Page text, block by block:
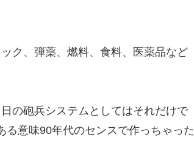
ク、弾薬、燃料、食料、医薬品など
の砲兵システムとしてはそれだけで
る意味90年代のセンスで作っちゃった